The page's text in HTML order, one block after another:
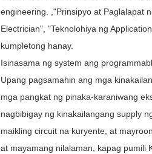
engineering. ,"Prinsipyo at Paglalapat
Electrician", "Teknolohiya ng
kumpletong hanay.
Isinasama ng system ang
Upang pagsamahin ang mga
mga pangkat ng pinaka-karaniwang
nagbibigay ng kinakailangang supply
maikling circuit na kuryente, at
at mayamang nilalaman, kapag pumili